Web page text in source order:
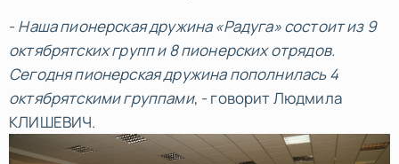
- Наша пионерская дружина «Радуга» состоит из 9
октябрятских групп и 8 пионерских отрядов.
Сегодня пионерская дружина пополнилась 4
октябрятскими группами, - говорит Людмила
КЛИШЕВИЧ.